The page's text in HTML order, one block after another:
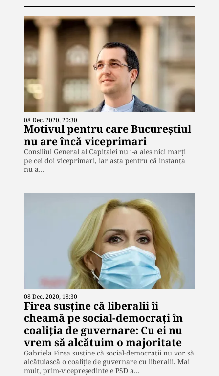
08 Dec. 2020, 20:30
Motivul pentru care Bucureștiul
nu are încă viceprimari
Consiliul General al Capitalei nu i-a ales nici marți
pe cei doi viceprimari, iar asta pentru că instanța
nu a…
08 Dec. 2020, 18:30
Firea susține că liberalii îi
cheamă pe social-democrați în
coaliția de guvernare: Cu ei nu
vrem să alcătuim o majoritate
Gabriela Firea susține că social-democrații nu vor să
alcătuiască o coaliție de guvernare cu liberalii. Mai
mult, prim-vicepreşedintele PSD a…